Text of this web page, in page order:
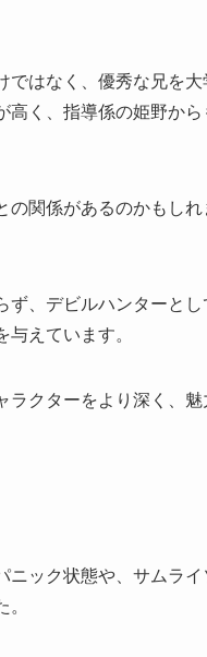
はなく、優秀な兄を
く、指導係の姫野から
関係があるのかもし
、デビルハンターと
えています。
クターをより深く、魅
ック状態や、サムラ